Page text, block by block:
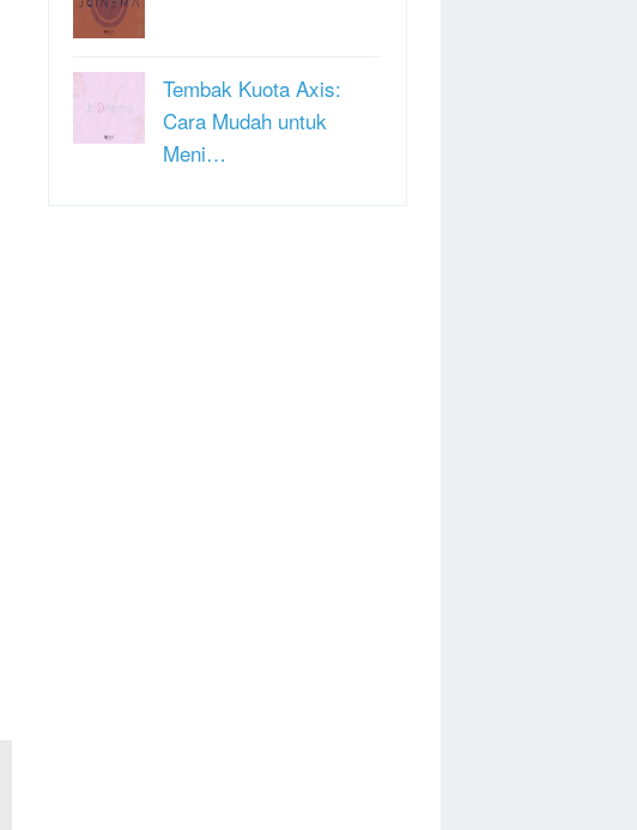
Tembak Kuota Axis:
Cara Mudah untuk
Meni…